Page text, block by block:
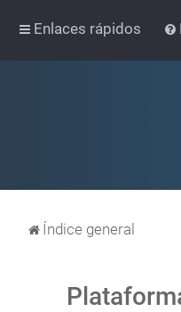
Enlaces rápidos
Índice general